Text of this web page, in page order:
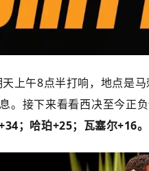
上午8点半打响，地点是
。接下来看看西决至今正
；哈珀+25；瓦塞尔+16。